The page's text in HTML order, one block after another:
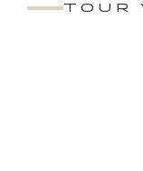
TOUR